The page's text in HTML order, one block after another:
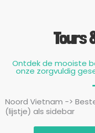
Tours
Ontdek de mooiste
onze zorgvuldig
Noord Vietnam ->
(lijstje) als sidebar